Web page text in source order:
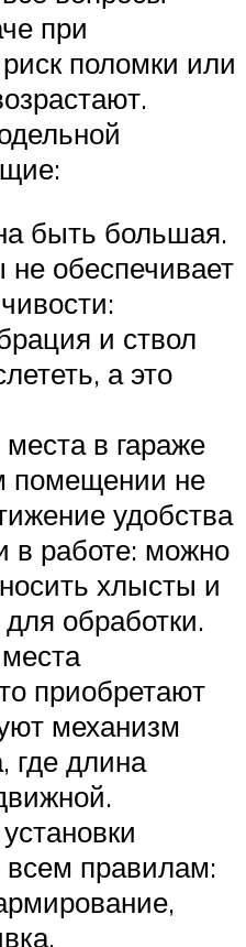
при
поломки или
быть большая.
обеспечивает
и ствол
а это
в гараже
помещении не
удобства
в работе: можно
хлысты и
обработки.
приобретают
механизм
где длина
всем правилам: